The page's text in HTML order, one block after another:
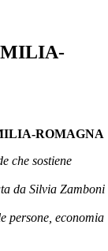
ROMAGNA
che sostiene
da Silvia Zamboni
persone, economia